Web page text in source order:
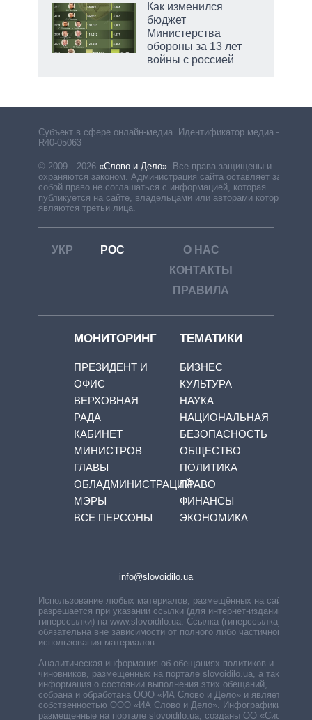
Как изменился
бюджет
Министерства
обороны за 13 лет
войны с россией
Субъект в сфере онлайн-медиа. Идентификатор медиа –
R40-05063
© 2009—2026 «Слово и Дело». Все права защищены и
охраняются законом. Администрация сайта оставляет за
собой право не соглашаться с информацией, которая
публикуется на сайте, владельцами или авторами которой
являются третьи лица.
УКР РОС
О НАС
КОНТАКТЫ
ПРАВИЛА
МОНИТОРИНГ
ПРЕЗИДЕНТ И
ОФИС
ВЕРХОВНАЯ
РАДА
КАБИНЕТ
МИНИСТРОВ
ГЛАВЫ
ОБЛАДМИНИСТРАЦИЙ
МЭРЫ
ВСЕ ПЕРСОНЫ
ТЕМАТИКИ
БИЗНЕС
КУЛЬТУРА
НАУКА
НАЦИОНАЛЬНАЯ
БЕЗОПАСНОСТЬ
ОБЩЕСТВО
ПОЛИТИКА
ПРАВО
ФИНАНСЫ
ЭКОНОМИКА
info@slovoidilo.ua
Использование любых материалов, размещённых на сайте,
разрешается при указании ссылки (для интернет-изданий —
гиперссылки) на www.slovoidilo.ua. Ссылка (гиперссылка)
обязательна вне зависимости от полного либо частичного
использования материалов.
Аналитическая информация об обещаниях политиков и
чиновников, размещенных на портале slovoidilo.ua, а также
информация о состоянии выполнения этих обещаний,
собрана и обработана ООО «ИА Слово и Дело» и является
собственностью ООО «ИА Слово и Дело». Инфографики,
размещенные на портале slovoidilo.ua, созданы ОО «Система